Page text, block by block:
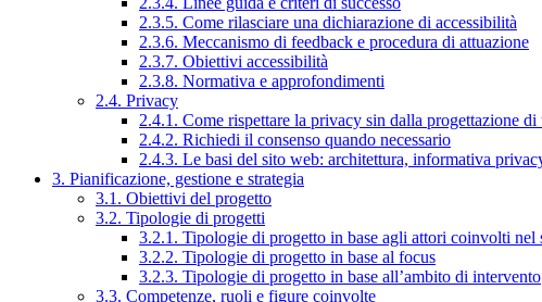
2.3.5. Come rilasciare una dichiarazione di accessibilità
2.3.6. Meccanismo di feedback e procedura di attuazione
2.3.7. Obiettivi accessibilità
2.3.8. Normativa e approfondimenti
2.4. Privacy
2.4.1. Come rispettare la privacy sin dalla progettazione
2.4.2. Richiedi il consenso quando necessario
2.4.3. Le basi del sito web: architettura, informativa
3. Pianificazione, gestione e strategia
3.1. Obiettivi del progetto
3.2. Tipologie di progetti
3.2.1. Tipologie di progetto in base agli attori coinvolti nel
3.2.2. Tipologie di progetto in base al focus
3.2.3. Tipologie di progetto in base all’ambito di intervento
3.3. Competenze, ruoli e figure coinvolte